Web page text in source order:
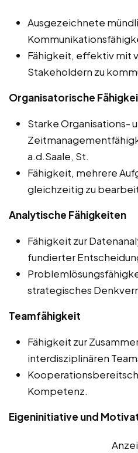
Ausgezeichnete
Fähigkeit, effektiv mit
Stakeholdern zu
Organisatorische
Starke Organisations-
a.d.Saale, St.
Fähigkeit, mehrere
gleichzeitig zu
Analytische Fähigkeiten
Fähigkeit zur
fundierter
strategisches
Teamfähigkeit
Fähigkeit zur
interdisziplinären
Kompetenz.
Eigeninitiative und